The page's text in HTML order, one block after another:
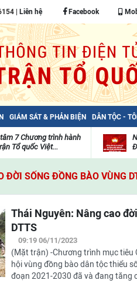
| Liên hệ Facebook
GIÁM SÁT & PHẢN BIỆN DÂN TỘC -
7 Chương trình hành
Tổ quốc Việt...
viện
ĐỜI SỐNG ĐỒNG BÀO VÙNG
Thái Nguyên: Nâng cao
DTTS
09:19 06/11/2023
(Mặt trận) -Chương trình mục tiêu
hội vùng đồng bào dân tộc thiểu
đoạn 2021-2030 đã và đang tăng